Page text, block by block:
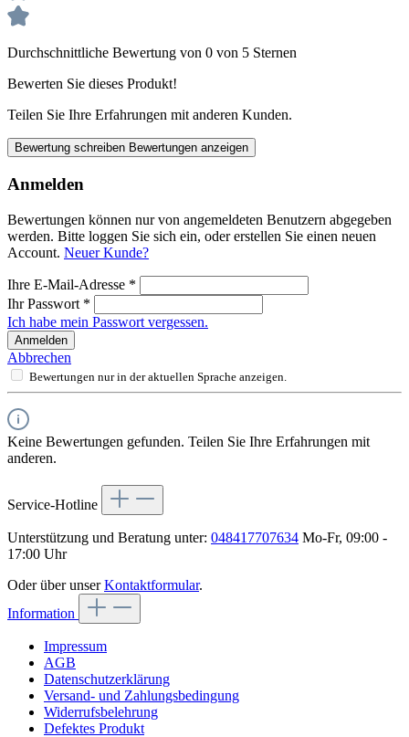
Durchschnittliche Bewertung von 0 von 5 Sternen
Bewerten Sie dieses Produkt!
Teilen Sie Ihre Erfahrungen mit anderen Kunden.
Bewertung schreiben Bewertungen anzeigen
Anmelden
Bewertungen können nur von angemeldeten Benutzern abgegeben
werden. Bitte loggen Sie sich ein, oder erstellen Sie einen neuen
Account. Neuer Kunde?
Ihre E-Mail-Adresse *
Ihr Passwort *
Ich habe mein Passwort vergessen.
Anmelden
Abbrechen
Bewertungen nur in der aktuellen Sprache anzeigen.
Keine Bewertungen gefunden. Teilen Sie Ihre Erfahrungen mit
anderen.
Service-Hotline
Unterstützung und Beratung unter: 048417707634 Mo-Fr, 09:00 -
17:00 Uhr
Oder über unserKontaktformular.
Information
Impressum
AGB
Datenschutzerklärung
Versand- und Zahlungsbedingung
Widerrufsbelehrung
Defektes Produkt